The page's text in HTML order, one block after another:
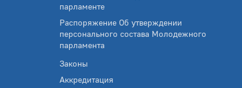
парламенте
Распоряжение Об утверждении
персонального состава Молодежного
парламента
Законы
Аккредитация